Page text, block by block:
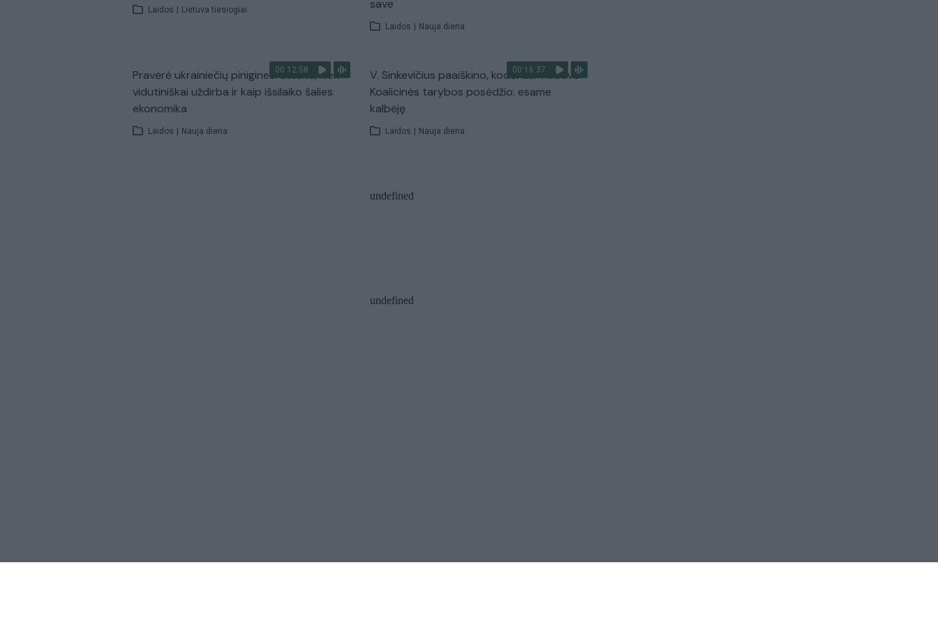
Laidos | Lietuva tiesiogiai
save
Laidos | Nauja diena
00:12:58
Pravėrė ukrainiečių pinigines: atsakė, kiek
vidutiniškai uždirba ir kaip išsilaiko šalies
ekonomika
Laidos | Nauja diena
00:16:37
V. Sinkevičius paaiškino, kodėl dar nebuvo
Koalicinės tarybos posėdžio: esame
kalbėję
Laidos | Nauja diena